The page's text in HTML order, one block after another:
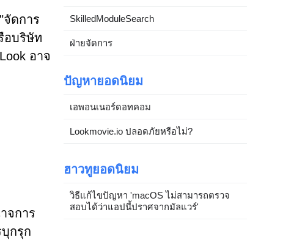
จัดการ
อบริษัท
อาจ
จการ
กรุก
SkilledModuleSearch
ฝ่ายจัดการ
ปัญหายอดนิยม
เอพอนเนอร์ดอทคอม
Lookmovie.io ปลอดภัยหรือไม่?
ฮาวทูยอดนิยม
วิธีแก้ไขปัญหา 'macOS ไม่สามารถตรวจ
สอบได้ว่าแอปนี้ปราศจากมัลแวร์'